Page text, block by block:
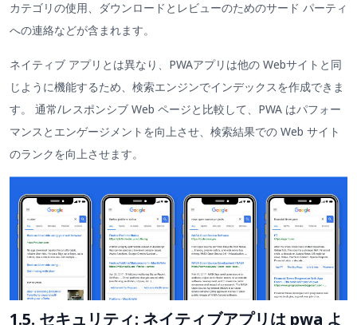
カテゴリの使用、ダウンロードとレビューのためのサード パーティ
への連絡などが含まれます。
ネイティブ アプリとは異なり、PWAアプリは他の Webサイトと同
じように機能するため、検索エンジンでインデックスを作成できま
す。 通常/レスポンシブ Web ページと比較して、PWA はパフォー
マンスとエンゲージメントを向上させ、検索結果での Web サイト
のランクを向上させます。
1.5. セキュリティ: ネイティブアプリは pwa よ